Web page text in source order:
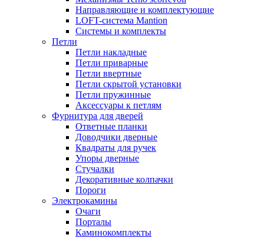
Направляющие и комплектующие
LOFT-cистема Mantion
Системы и комплекты
Петли
Петли накладные
Петли приварные
Петли ввертные
Петли скрытой установки
Петли пружинные
Аксессуары к петлям
Фурнитура для дверей
Ответные планки
Доводчики дверные
Квадраты для ручек
Упоры дверные
Стучалки
Декоративные колпачки
Пороги
Электрокамины
Очаги
Порталы
Каминокомплекты